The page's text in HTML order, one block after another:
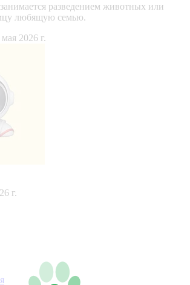
разведением животных или
любящую семью.
2026 г.
г.